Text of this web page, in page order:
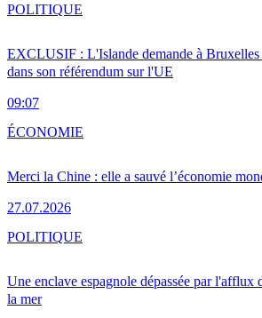
EXCLUSIF : L'Islande demande à Bruxelles
dans son référendum sur l'UE
09:07
POLITIQUE
Merci la Chine : elle a sauvé l’économie
27.07.2026
ÉCONOMIE
Une enclave espagnole dépassée par l'afflux
la mer
POLITIQUE